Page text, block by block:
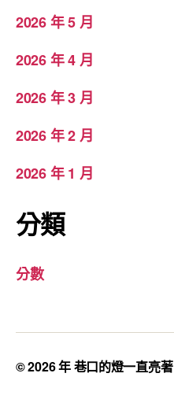
2026 年 5 月
2026 年 4 月
2026 年 3 月
2026 年 2 月
2026 年 1 月
分類
分數
© 2026 年巷口的燈一直亮著